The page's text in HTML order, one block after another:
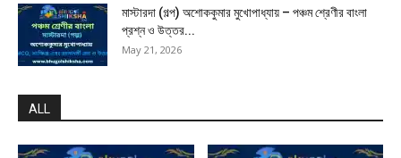
মাস্টারদা (গল্প) অশোককুমার মুখোপাধ্যায় – পঞ্চম শ্রেণীর বাংলা
প্রশ্ন ও উত্তর...
May 21, 2026
ALL